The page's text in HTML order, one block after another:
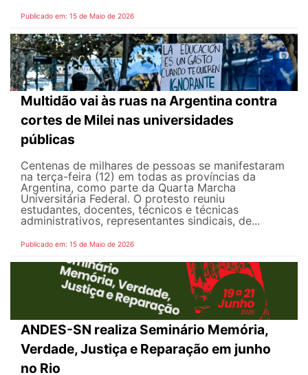
Publicado em: 15 de Maio de 2026
Multidão vai às ruas na Argentina contra
cortes de Milei nas universidades
públicas
Centenas de milhares de pessoas se manifestaram
na terça-feira (12) em todas as províncias da
Argentina, como parte da Quarta Marcha
Universitária Federal. O protesto reuniu
estudantes, docentes, técnicos e técnicas
administrativos, representantes sindicais, de...
Publicado em: 15 de Maio de 2026
ANDES-SN realiza Seminário Memória,
Verdade, Justiça e Reparação em junho
no Rio